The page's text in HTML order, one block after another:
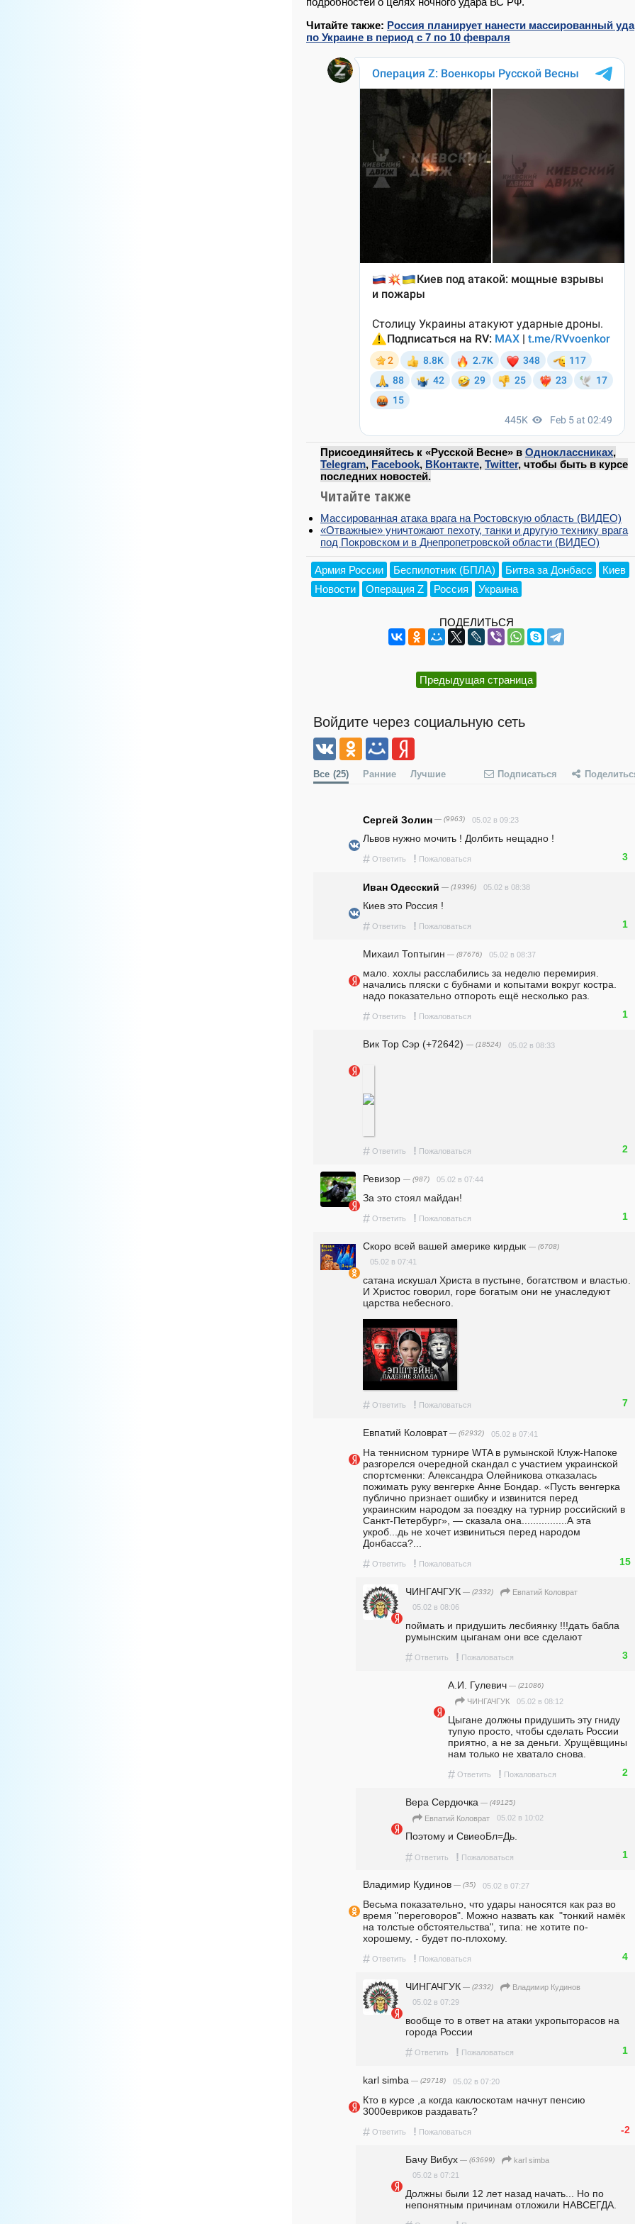
Читайте также: Россия планирует нанести массированный
по Украине в период с 7 по 10 февраля
Присоединяйтесь к «Русской Весне» в Одноклассниках,
Telegram, Facebook, ВКонтакте, Twitter, чтобы быть в курсе
последних новостей.
Читайте также
Массированная атака врага на Ростовскую область (ВИДЕО)
«Отважные» уничтожают пехоту, танки и другую технику врага
под Покровском и в Днепропетровской области (ВИДЕО)
Армия России Беспилотник (БПЛА) Битва за Донбасс
Киев
Новости
Операция Z Россия Украина
ПОДЕЛИТЬСЯ
Предыдущая страница
Войдите через социальную сеть
Все (25) Ранние Лучшие Подписаться
Сергей Золин — (9963) 05.02 в 09:23
Львов нужно мочить ! Долбить нещадно !
# Ответить ! Пожаловаться 3
Иван Одесский — (19396) 05.02 в 08:38
Киев это Россия !
# Ответить ! Пожаловаться 1
Михаил Топтыгин — (87676) 05.02 в 08:37
мало. хохлы расслабились за неделю перемирия.
начались пляски с бубнами и копытами вокруг костра.
надо показательно отпороть ещё несколько раз.
# Ответить ! Пожаловаться 1
Вик Тор Сэр (+72642) — (18524) 05.02 в 08:33
# Ответить ! Пожаловаться 2
Ревизор — (987) 05.02 в 07:44
За это стоял майдан!
# Ответить ! Пожаловаться 1
Скоро всей вашей америке кирдык — (6708)
05.02 в 07:41
сатана искушал Христа в пустыне, богатством и властью.
И Христос говорил, горе богатым они не унаследуют
царства небесного.
# Ответить ! Пожаловаться 7
Евпатий Коловрат— (62932) 05.02 в 07:41
На теннисном турнире WTA в румынской Клуж-Напоке
разгорелся очередной скандал с участием украинской
спортсменки: Александра Олейникова отказалась
пожимать руку венгерке Анне Бондар. «Пусть венгерка
публично признает ошибку и извинится перед
украинским народом за поездку на турнир российский в
Санкт-Петербург», — сказала она................А эта
укроб...дь не хочет извиниться перед народом
Донбасса?...
# Ответить ! Пожаловаться 15
ЧИНГАЧГУК — (2332)
Евпатий Коловрат
05.02 в 08:06
поймать и придушить лесбиянку !!!дать бабла
румынским цыганам они все сделают
# Ответить ! Пожаловаться 3
А.И. Гулевич — (21086)
ЧИНГАЧГУК 05.02 в 08:12
Цыгане должны придушить эту гниду
тупую просто, чтобы сделать России
приятно, а не за деньги. Хрущёвщины
нам только не хватало снова.
# Ответить ! Пожаловаться 2
Вера Сердючка — (49125)
Евпатий Коловрат 05.02 в 10:02
Поэтому и СвиеоБл=Дь.
# Ответить ! Пожаловаться 1
Владимир Кудинов — (35) 05.02 в 07:27
Весьма показательно, что удары наносятся как раз во
время "переговоров". Можно назвать как  "тонкий намёк
на толстые обстоятельства", типа: не хотите по-
хорошему, - будет по-плохому.
# Ответить ! Пожаловаться 4
ЧИНГАЧГУК — (2332)
Владимир Кудинов
05.02 в 07:29
вообще то в ответ на атаки укропыторасов на
города России
# Ответить ! Пожаловаться 1
karl simba — (29718) 05.02 в 07:20
Кто в курсе ,а когда каклоскотам начнут пенсию
3000евриков раздавать?
# Ответить ! Пожаловаться -2
Бачу Вибух — (63699)
karl simba
05.02 в 07:21
Должны были 12 лет назад начать... Но по
непонятным причинам отложили НАВСЕГДА.